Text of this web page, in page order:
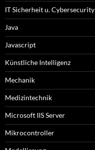
IT Sicherheit u. Cybersecurity
Java
Javascript
Künstliche Intelligenz
Mechanik
Medizintechnik
Microsoft IIS Server
Mikrocontroller